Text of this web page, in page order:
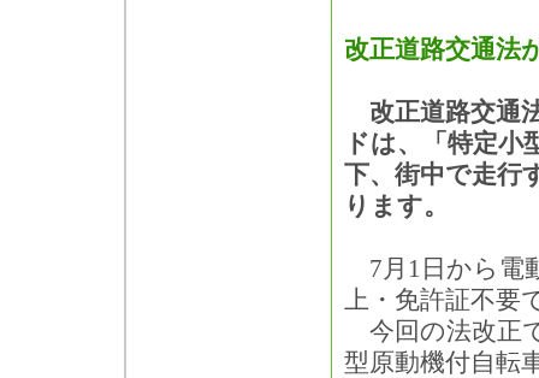
改正道路交通法
改正道路交通
ドは、「特定
下、街中で走行
ります。
7月1日から電
上・免許証不要
今回の法改正
型原動機付自転